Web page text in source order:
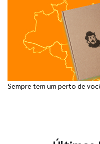
Sempre tem um perto de